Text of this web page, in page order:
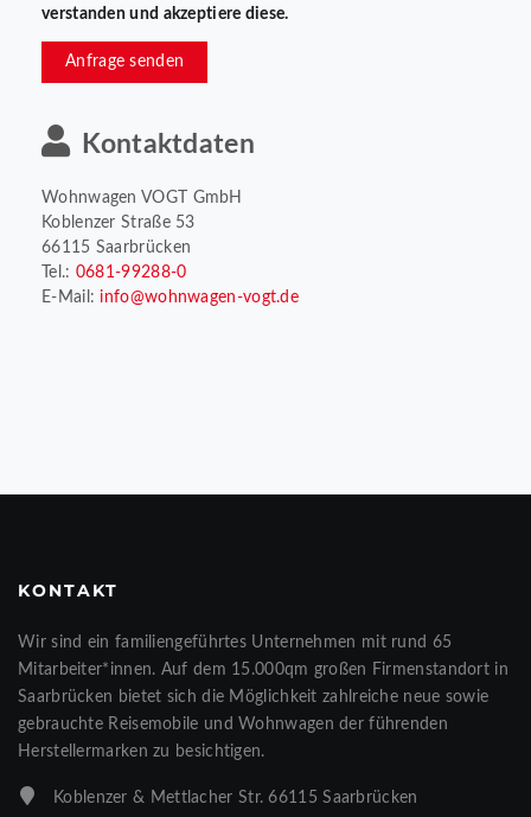
verstanden und akzeptiere diese.
Anfrage senden
Kontaktdaten
Wohnwagen VOGT GmbH
Koblenzer Straße 53
66115 Saarbrücken
Tel.: 0681-99288-0
E-Mail: info@wohnwagen-vogt.de
KONTAKT
Wir sind ein familiengeführtes Unternehmen mit rund 65
Mitarbeiter*innen. Auf dem 15.000qm großen Firmenstandort in
Saarbrücken bietet sich die Möglichkeit zahlreiche neue sowie
gebrauchte Reisemobile und Wohnwagen der führenden
Herstellermarken zu besichtigen.
Koblenzer & Mettlacher Str. 66115 Saarbrücken